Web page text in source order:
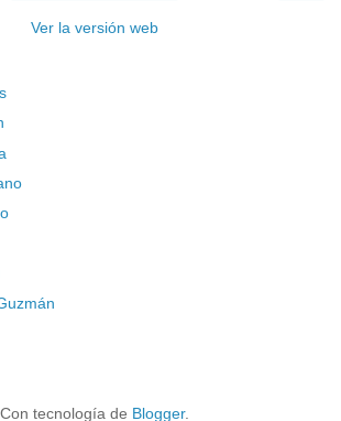
Ver la versión web
Con tecnología de Blogger.